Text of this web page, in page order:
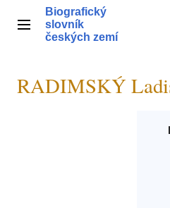
obsahHlavní menu
Biografický
slovník
českých zemí
RADIMSKÝ